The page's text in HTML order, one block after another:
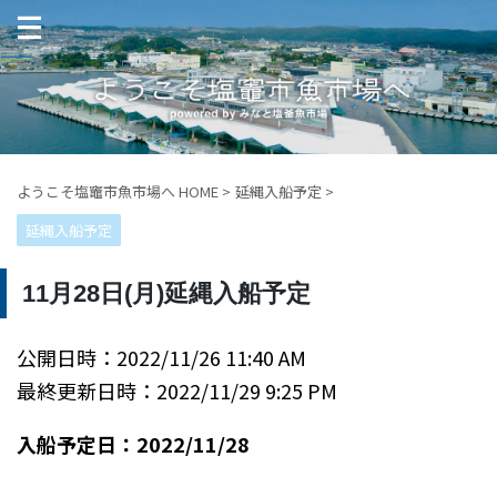
ようこそ塩竈市魚市場へ HOME > 延縄入船予定 >
延縄入船予定
11月28日(月)延縄入船予定
公開日時：2022/11/26 11:40 AM
最終更新日時：2022/11/29 9:25 PM
入船予定日：2022/11/28